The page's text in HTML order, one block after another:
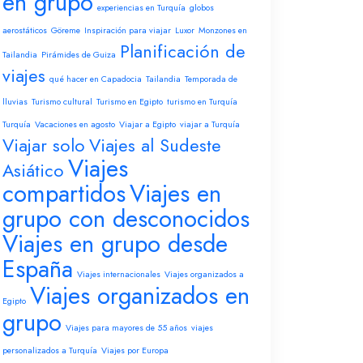
experiencias en Turquía globos
aerostáticos Göreme Inspiración para viajar Luxor Monzones en
Tailandia Pirámides de Guiza Planificación de
viajes qué hacer en Capadocia Tailandia Temporada de
lluvias Turismo cultural Turismo en Egipto turismo en Turquía
Turquía Vacaciones en agosto Viajar a Egipto viajar a Turquía
Viajar soloViajes al Sudeste
AsiáticoViajes
compartidosViajes en
grupo con desconocidos
Viajes en grupo desde
España Viajes internacionales Viajes organizados a
Egipto Viajes organizados en
grupo Viajes para mayores de 55 años viajes
personalizados a Turquía Viajes por Europa